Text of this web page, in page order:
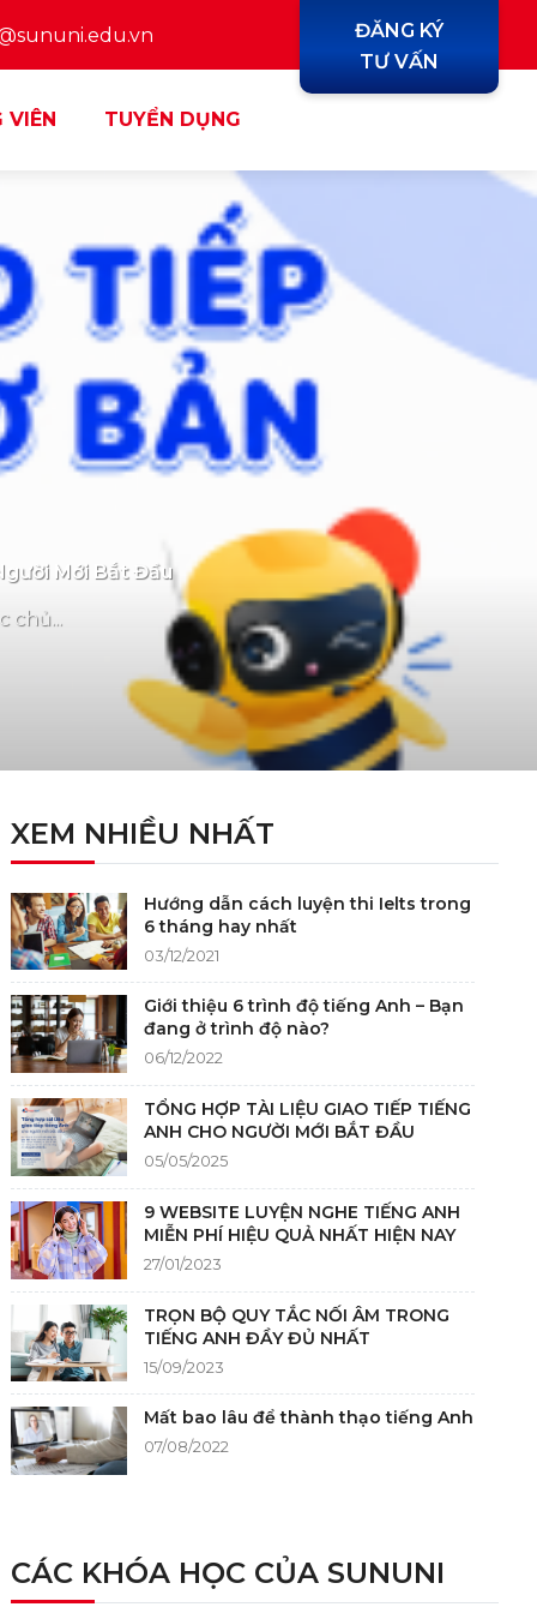
ĐĂNG KÝ
TƯ VẤN
VIÊN TUYỂN DỤNG
Mới Bắt Đầu
chủ...
XEM NHIỀU NHẤT
Hướng dẫn cách luyện thi Ielts trong
6 tháng hay nhất
03/12/2021
Giới thiệu 6 trình độ tiếng Anh – Bạn
đang ở trình độ nào?
06/12/2022
TỔNG HỢP TÀI LIỆU GIAO TIẾP TIẾNG
ANH CHO NGƯỜI MỚI BẮT ĐẦU
05/05/2025
9 WEBSITE LUYỆN NGHE TIẾNG ANH
MIỄN PHÍ HIỆU QUẢ NHẤT HIỆN NAY
27/01/2023
TRỌN BỘ QUY TẮC NỐI ÂM TRONG
TIẾNG ANH ĐẦY ĐỦ NHẤT
15/09/2023
Mất bao lâu để thành thạo tiếng Anh
07/08/2022
CÁC KHÓA HỌC CỦA SUNUNI